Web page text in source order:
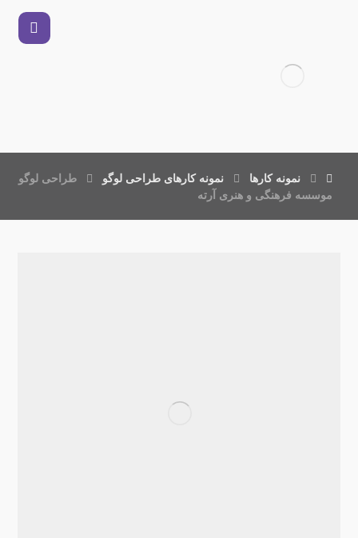
نمونه کارها نمونه کارهای طراحی لوگو
طراحی لوگو
موسسه فرهنگی و هنری آرته